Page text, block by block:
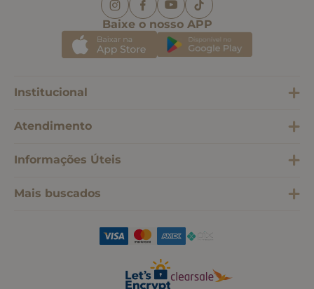
Baixe o nosso APP
Institucional
Atendimento
Informações Úteis
Mais buscados